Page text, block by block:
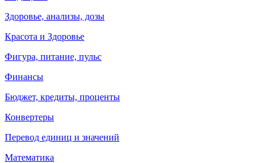
Здоровье, анализы, дозы
Красота и Здоровье
Фигура, питание, пульс
Финансы
Бюджет, кредиты, проценты
Конвертеры
Перевод единиц и значений
Математика